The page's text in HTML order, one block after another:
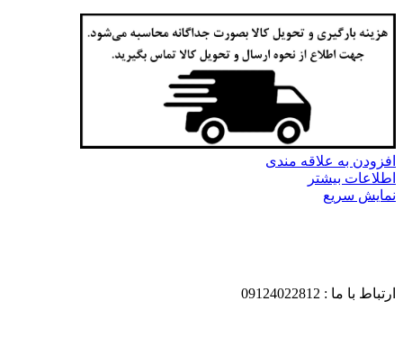
افزودن به علاقه مندی
اطلاعات بیشتر
نمایش سریع
ارتباط با ما : 09124022812